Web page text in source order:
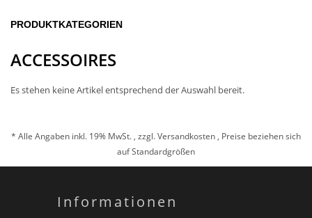
PRODUKTKATEGORIEN
ACCESSOIRES
Es stehen keine Artikel entsprechend der Auswahl bereit.
* Alle Angaben inkl. 19% MwSt. , zzgl.Versandkosten , Preise beziehen sich
auf Standardgrößen
Informationen